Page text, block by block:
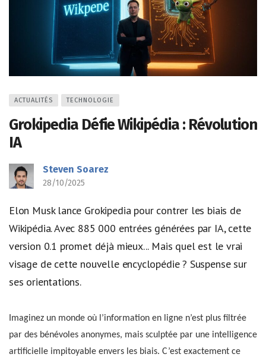
ACTUALITÉS TECHNOLOGIE
Grokipedia Défie Wikipédia : Révolution
IA
Steven Soarez
28/10/2025
Elon Musk lance Grokipedia pour contrer les biais de
Wikipédia. Avec 885 000 entrées générées par IA, cette
version 0.1 promet déjà mieux... Mais quel est le vrai
visage de cette nouvelle encyclopédie ? Suspense sur
ses orientations.
Imaginez un monde où l’information en ligne n’est plus filtrée
par des bénévoles anonymes, mais sculptée par une intelligence
artificielle impitoyable envers les biais. C’est exactement ce